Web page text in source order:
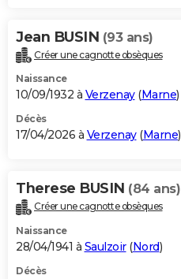
Jean BUSIN (93 ans)
Créer une cagnotte obsèques
Naissance
10/09/1932 à Verzenay(Marne)
Décès
17/04/2026 à Verzenay(Marne)
Therese BUSIN (84 ans)
Créer une cagnotte obsèques
Naissance
28/04/1941 à Saulzoir(Nord)
Décès